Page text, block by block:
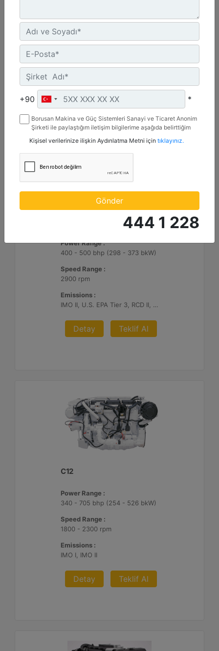
Speed Range :
900-1000 rpm
Emissions :
Power Range :
400 - 500 bhp (298 - 373 bkW)
Speed Range :
2900 rpm
Emissions :
IMO II, U.S. EPA Tier 3, RCD II, China II
Detay Teklif Al
C12
Power Range :
340 - 705 bhp (254 - 526 bkW)
Speed Range :
1800 - 2300 rpm
Emissions :
IMO I, IMO II
Detay Teklif Al
+90 *
Borusan Makina ve Güç Sistemleri Sanayi ve Ticaret Anonim
Şirketi ile paylaştığım iletişim bilgilerime aşağıda belirttiğim
mesaj gönderilmesine izin veriyorum.
Kişisel verilerinize ilişkin Aydınlatma Metni için tıklayınız.
Gönder
444 1 228